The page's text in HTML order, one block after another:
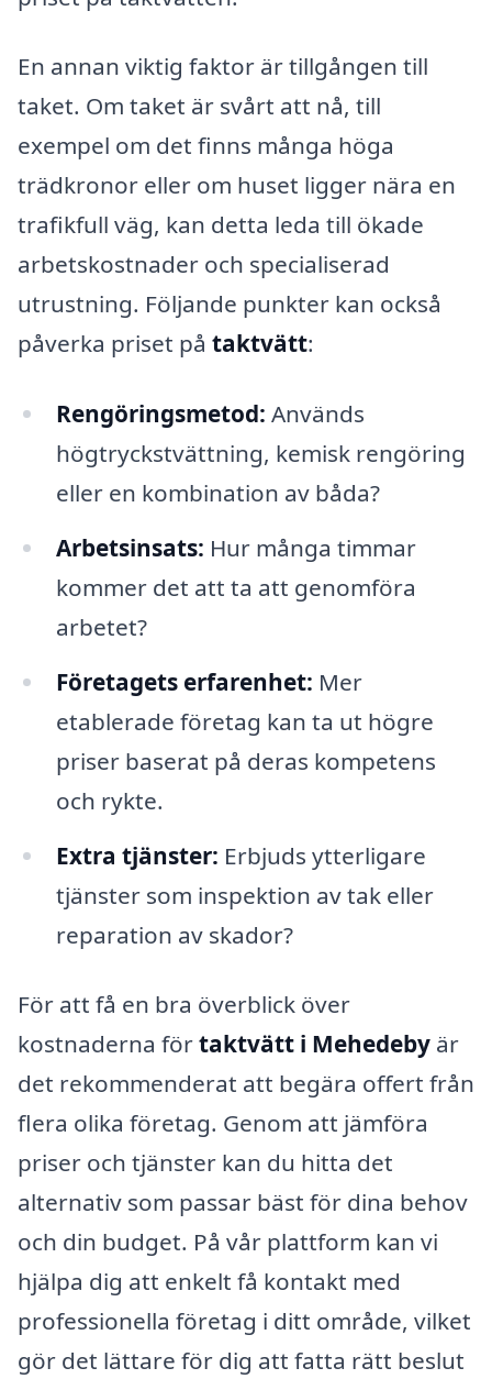
En annan viktig faktor är tillgången till
taket. Om taket är svårt att nå, till
exempel om det finns många höga
trädkronor eller om huset ligger nära en
trafikfull väg, kan detta leda till ökade
arbetskostnader och specialiserad
utrustning. Följande punkter kan också
påverka priset på taktvätt:
Rengöringsmetod: Används
högtryckstvättning, kemisk rengöring
eller en kombination av båda?
Arbetsinsats: Hur många timmar
kommer det att ta att genomföra
arbetet?
Företagets erfarenhet: Mer
etablerade företag kan ta ut högre
priser baserat på deras kompetens
och rykte.
Extra tjänster: Erbjuds ytterligare
tjänster som inspektion av tak eller
reparation av skador?
För att få en bra överblick över
kostnaderna förtaktvätt i Mehedeby är
det rekommenderat att begära offert från
flera olika företag. Genom att jämföra
priser och tjänster kan du hitta det
alternativ som passar bäst för dina behov
och din budget. På vår plattform kan vi
hjälpa dig att enkelt få kontakt med
professionella företag i ditt område, vilket
gör det lättare för dig att fatta rätt beslut